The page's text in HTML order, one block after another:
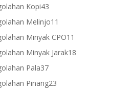
Kopi4343
products
Melinjo11
products
Minyak CPO11
products
Minyak Jarak1818
Pala3737
products
Pinang2323